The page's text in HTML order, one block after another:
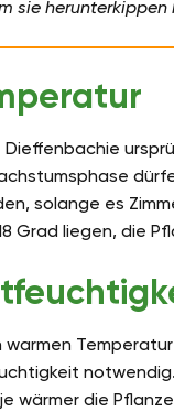
sie herunterkippen
Dieffenbachie
solange es
Grad liegen, die
warmen
wärmer die